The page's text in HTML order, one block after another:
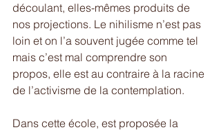
découlant, elles-mêmes produits de
nos projections. Le nihilisme n’est pas
loin et on l’a souvent jugée comme tel
mais c’est mal comprendre son
propos, elle est au contraire à la racine
de l’activisme de la contemplation.
Dans cette école, est proposée la